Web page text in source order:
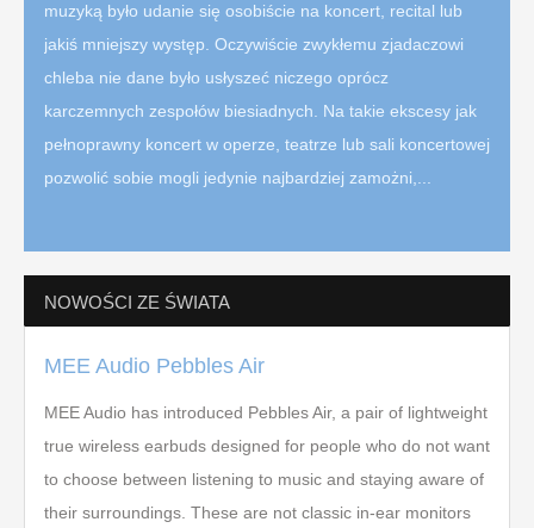
muzyką było udanie się osobiście na koncert, recital lub
jakiś mniejszy występ. Oczywiście zwykłemu zjadaczowi
chleba nie dane było usłyszeć niczego oprócz
karczemnych zespołów biesiadnych. Na takie ekscesy jak
pełnoprawny koncert w operze, teatrze lub sali koncertowej
pozwolić sobie mogli jedynie najbardziej zamożni,...
NOWOŚCI ZE ŚWIATA
MEE Audio Pebbles Air
MEE Audio has introduced Pebbles Air, a pair of lightweight
true wireless earbuds designed for people who do not want
to choose between listening to music and staying aware of
their surroundings. These are not classic in-ear monitors